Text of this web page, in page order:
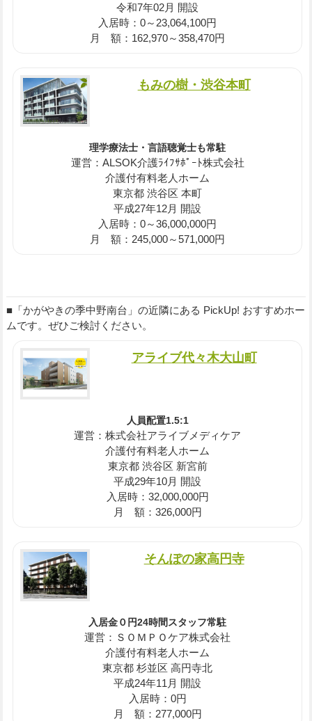
令和7年02月 開設
入居時：0～23,064,100円
月 額：162,970～358,470円
もみの樹・渋谷本町
理学療法士・言語聴覚士も常駐
運営：ALSOK介護ﾗｲﾌｻﾎﾟｰﾄ株式会社
介護付有料老人ホーム
東京都 渋谷区 本町
平成27年12月 開設
入居時：0～36,000,000円
月 額：245,000～571,000円
■「かがやきの季中野南台」の近隣にある PickUp! おすすめホー
ムです。ぜひご検討ください。
アライブ代々木大山町
人員配置1.5:1
運営：株式会社アライブメディケア
介護付有料老人ホーム
東京都 渋谷区 新宮前
平成29年10月 開設
入居時：32,000,000円
月 額：326,000円
そんぽの家高円寺
入居金０円24時間スタッフ常駐
運営：ＳＯＭＰＯケア株式会社
介護付有料老人ホーム
東京都 杉並区 高円寺北
平成24年11月 開設
入居時：0円
月 額：277,000円